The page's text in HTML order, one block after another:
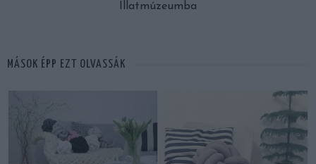
Illatmúzeumba
MÁSOK ÉPP EZT OLVASSÁK